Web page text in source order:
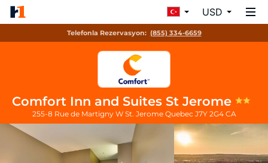
USD
Telefonla Rezervasyon: (855) 334-6659
Comfort Inn and Suites St Jerome
255-8 Rue de Martigny W St. Jerome Quebec J7Y 2G4 CA